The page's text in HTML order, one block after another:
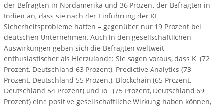
der Befragten in Nordamerika und 36 Prozent der Befragten in
Indien an, dass sie nach der Einführung der KI
Sicherheitsprobleme hatten – gegenüber nur 19 Prozent bei
deutschen Unternehmen. Auch in den gesellschaftlichen
Auswirkungen geben sich die Befragten weltweit
enthusiastischer als Hierzulande: Sie sagen voraus, dass KI (72
Prozent, Deutschland 63 Prozent), Predictive Analytics (73
Prozent, Deutschland 55 Prozent), Blockchain (65 Prozent,
Deutschland 54 Prozent) und IoT (75 Prozent, Deutschland 69
Prozent) eine positive gesellschaftliche Wirkung haben können,